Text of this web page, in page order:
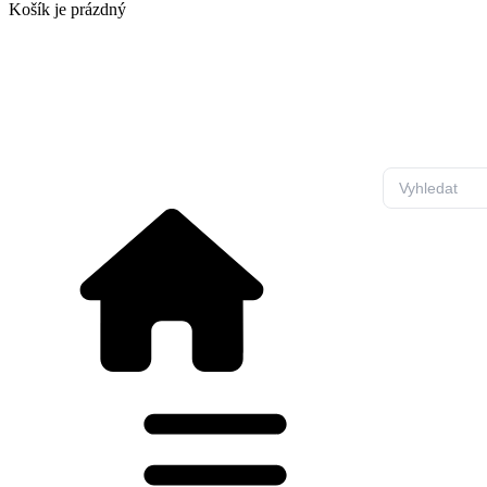
Košík je prázdný